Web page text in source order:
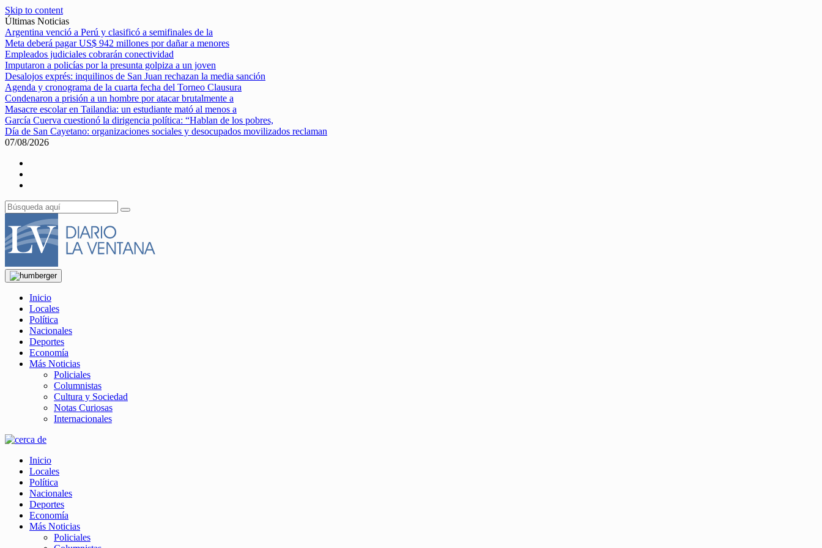
Skip to content
Últimas Noticias
Argentina venció a Perú y clasificó a semifinales de la
Meta deberá pagar US$ 942 millones por dañar a menores
Empleados judiciales cobrarán conectividad
Imputaron a policías por la presunta golpiza a un joven
Desalojos exprés: inquilinos de San Juan rechazan la media sanción
Agenda y cronograma de la cuarta fecha del Torneo Clausura
Condenaron a prisión a un hombre por atacar brutalmente a
Masacre escolar en Tailandia: un estudiante mató al menos a
García Cuerva cuestionó la dirigencia política: “Hablan de los pobres,
Día de San Cayetano: organizaciones sociales y desocupados movilizados reclaman
07/08/2026
Inicio
Locales
Política
Nacionales
Deportes
Economía
Más Noticias
Policiales
Columnistas
Cultura y Sociedad
Notas Curiosas
Internacionales
Inicio
Locales
Política
Nacionales
Deportes
Economía
Más Noticias
Policiales